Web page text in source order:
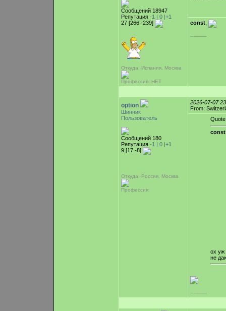
Сообщений 18947
Репутация -1 | 0 |+1
27 [266 -239]
Откуда: Испания, Москва
Профессия: НЕТ
const
-----------
option
Шинник
Пользователь
Сообщений 180
Репутация -1 | 0 |+1
9 [17 -8]
Откуда: Россия, Москва
Профессия:
2026-07-07
From:
Quote
ох уж
не
-----------